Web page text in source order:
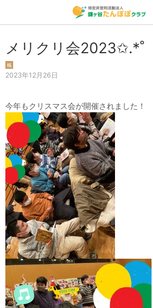
メリクリ会2023✩.*˚
楓
2023年12月26日
今年もクリスマス会が開催されました！